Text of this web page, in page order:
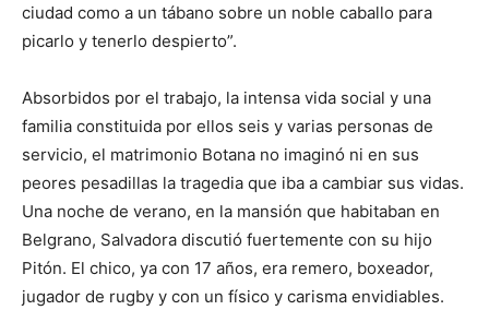
ciudad como a un tábano sobre un noble caballo para
picarlo y tenerlo despierto”.
Absorbidos por el trabajo, la intensa vida social y una
familia constituida por ellos seis y varias personas de
servicio, el matrimonio Botana no imaginó ni en sus
peores pesadillas la tragedia que iba a cambiar sus vidas.
Una noche de verano, en la mansión que habitaban en
Belgrano, Salvadora discutió fuertemente con su hijo
Pitón. El chico, ya con 17 años, era remero, boxeador,
jugador de rugby y con un físico y carisma envidiables.